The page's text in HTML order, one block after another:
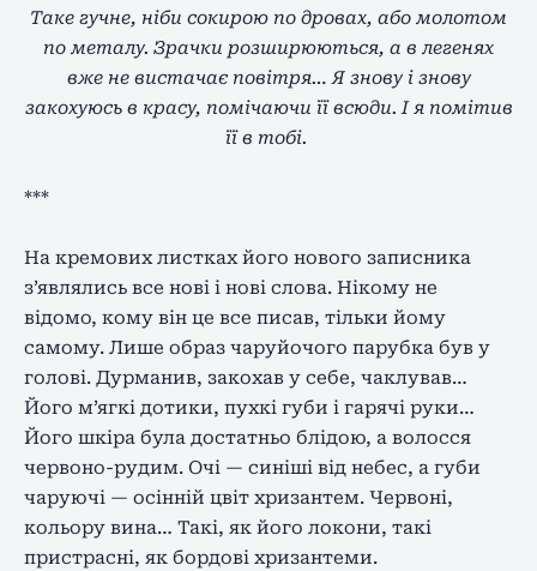
Таке гучне, ніби сокирою по дровах, або молотом
по металу. Зрачки розширюються, а в легенях
вже не вистачає повітря… Я знову і знову
закохуюсь в красу, помічаючи її всюди. І я помітив
її в тобі.
***
На кремових листках його нового записника
з’являлись все нові і нові слова. Нікому не
відомо, кому він це все писав, тільки йому
самому. Лише образ чаруйочого парубка був у
голові. Дурманив, закохав у себе, чаклував…
Його м’ягкі дотики, пухкі губи і гарячі руки…
Його шкіра була достатньо блідою, а волосся
червоно-рудим. Очі — синіші від небес, а губи
чаруючі — осінній цвіт хризантем. Червоні,
кольору вина… Такі, як його локони, такі
пристрасні, як бордові хризантеми.